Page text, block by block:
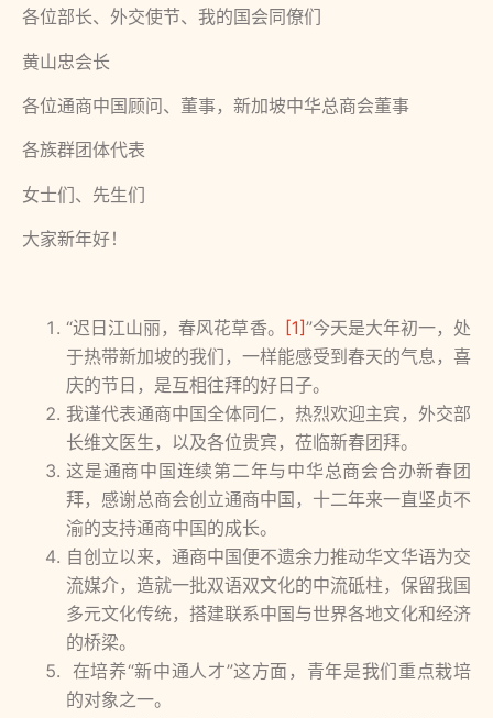
各位部长、外交使节、我的国会同僚们
黄山忠会长
各位通商中国顾问、董事，新加坡中华总商会董事
各族群团体代表
女士们、先生们
大家新年好！
“迟日江山丽，春风花草香。 [1]”今天是大年初一，处
于热带新加坡的我们，一样能感受到春天的气息，喜
庆的节日，是互相往拜的好日子。
我谨代表通商中国全体同仁，热烈欢迎主宾，外交部
长维文医生，以及各位贵宾，莅临新春团拜。
这是通商中国连续第二年与中华总商会合办新春团
拜，感谢总商会创立通商中国，十二年来一直坚贞不
渝的支持通商中国的成长。
自创立以来，通商中国便不遗余力推动华文华语为交
流媒介，造就一批双语双文化的中流砥柱，保留我国
多元文化传统，搭建联系中国与世界各地文化和经济
的桥梁。
在培养“新中通人才”这方面，青年是我们重点栽培
的对象之一。